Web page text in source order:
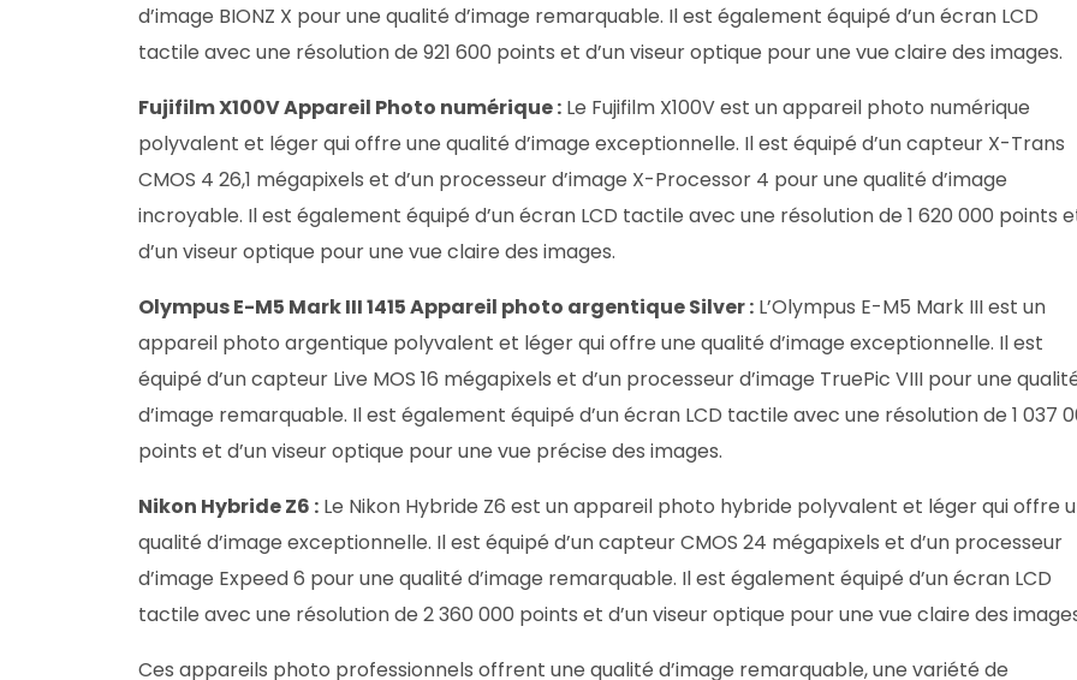
d’image BIONZ X pour une qualité d’image remarquable. Il est également équipé d’un écran LCD
tactile avec une résolution de 921 600 points et d’un viseur optique pour une vue claire des images.
Fujifilm X100V Appareil Photo numérique :Le Fujifilm X100V est un appareil photo numérique
polyvalent et léger qui offre une qualité d’image exceptionnelle. Il est équipé d’un capteur X-Trans
CMOS 4 26,1 mégapixels et d’un processeur d’image X-Processor 4 pour une qualité d’image
incroyable. Il est également équipé d’un écran LCD tactile avec une résolution de 1 620 000 points
d’un viseur optique pour une vue claire des images.
Olympus E-M5 Mark III 1415 Appareil photo argentique Silver :L’Olympus E-M5 Mark III est un
appareil photo argentique polyvalent et léger qui offre une qualité d’image exceptionnelle. Il est
équipé d’un capteur Live MOS 16 mégapixels et d’un processeur d’image TruePic VIII pour une
d’image remarquable. Il est également équipé d’un écran LCD tactile avec une résolution de 1 037
points et d’un viseur optique pour une vue précise des images.
Nikon Hybride Z6 :Le Nikon Hybride Z6 est un appareil photo hybride polyvalent et léger qui offre
qualité d’image exceptionnelle. Il est équipé d’un capteur CMOS 24 mégapixels et d’un processeur
d’image Expeed 6 pour une qualité d’image remarquable. Il est également équipé d’un écran LCD
tactile avec une résolution de 2 360 000 points et d’un viseur optique pour une vue claire des
Ces appareils photo professionnels offrent une qualité d’image remarquable, une variété de